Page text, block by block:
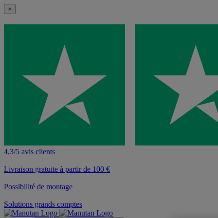
×
4,3/5 avis clients
Livraison gratuite à partir de 100 €
Possibilité de montage
Solutions grands comptes